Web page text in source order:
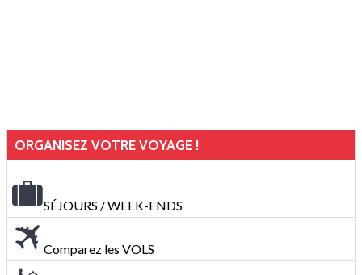
ORGANISEZ VOTRE VOYAGE !
SÉJOURS / WEEK-ENDS
Comparez les VOLS